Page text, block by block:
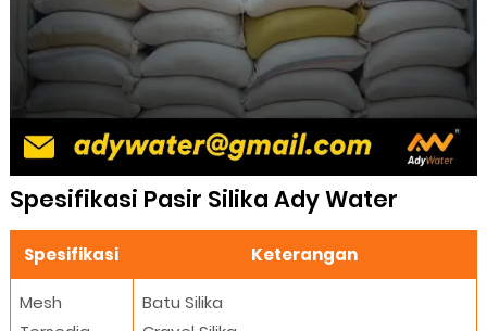
Spesifikasi Pasir Silika Ady Water
Spesifikasi Keterangan
Mesh
Batu Silika